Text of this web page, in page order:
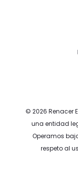
© 2026 Renacer
una entidad
Operamos
respeto al